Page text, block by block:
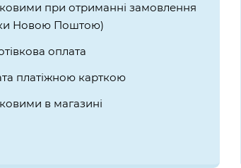
при отриманні замовлення
Новою Поштою)
оплата
платіжною карткою
в магазині